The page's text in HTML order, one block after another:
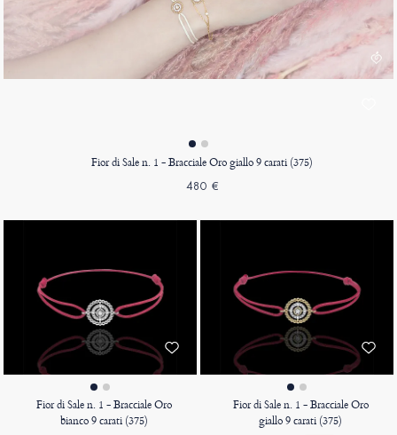
Fior di Sale n. 1 - Bracciale Oro giallo 9 carati (375)
480 €
Fior di Sale n. 1 - Bracciale Oro
bianco 9 carati (375)
Fior di Sale n. 1 - Bracciale Oro
giallo 9 carati (375)